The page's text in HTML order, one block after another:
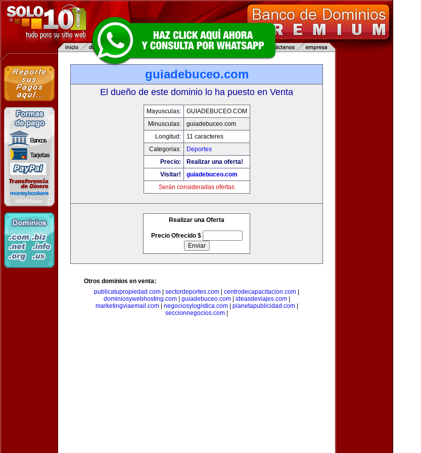
guiadebuceo.com
El dueño de este dominio lo ha puesto en Venta
Mayusculas:
GUIADEBUCEO.COM
Minusculas:
guiadebuceo.com
Longitud:
11 caracteres
Categorias:
Deportes
Precio:
Realizar una oferta!
Visitar!
guiadebuceo.com
Serán consideradas ofertas
Realizar una Oferta
Precio Ofrecido $
Otros dominios en venta:
publicatupropiedad.com
sectordeportes.com centrodecapacitacion.com
dominiosywebhosting.com| guiadebuceo.com| ideasdeviajes.com|
marketingviaemail.com| negociosylogistica.com| planetapublicidad.com|
seccionnegocios.com